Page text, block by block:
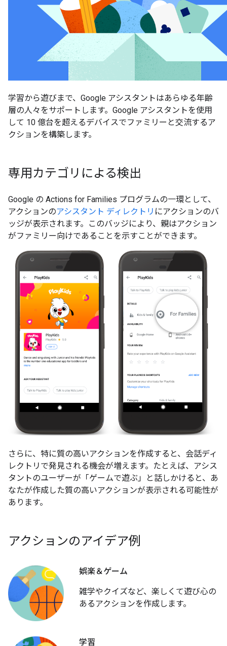
学習から遊びまで、Google アシスタントはあらゆる年齢
層の人々をサポートします。Google アシスタントを使用
して 10 億台を超えるデバイスでファミリーと交流するア
クションを構築します。
専用カテゴリによる検出
Google の Actions for Families プログラムの一環として、
アクションのアシスタント ディレクトリ にアクションのバ
ッジが表示されます。このバッジにより、親はアクション
がファミリー向けであることを示すことができます。
さらに、特に質の高いアクションを作成すると、会話ディ
レクトリで発見される機会が増えます。たとえば、アシス
タントのユーザーが「ゲームで遊ぶ」と話しかけると、あ
なたが作成した質の高いアクションが表示される可能性が
あります。
アクションのアイデア例
娯楽＆ゲーム
雑学やクイズなど、楽しくて遊び心の
あるアクションを作成します。
学習